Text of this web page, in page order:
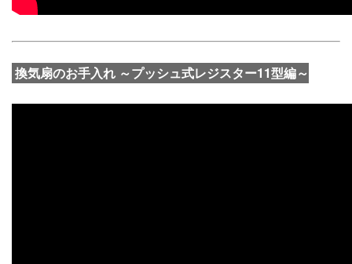
換気扇のお手入れ ～プッシュ式レジスター11型編～